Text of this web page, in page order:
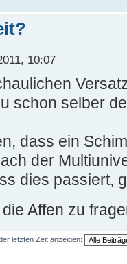
10:07
schon selber
dass ein
der
dies passiert,
Affen zu
letzten Zeit anzeigen: